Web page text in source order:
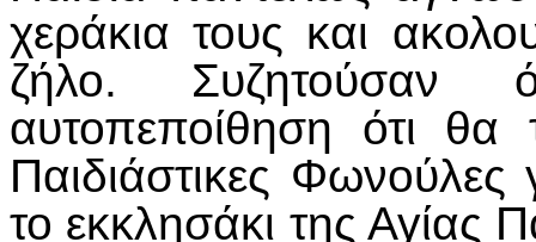
χεράκια τους και
ζήλο. Συζητούσαν
αυτοπεποίθηση ότι
Παιδιάστικες
το εκκλησάκι της Αγίας